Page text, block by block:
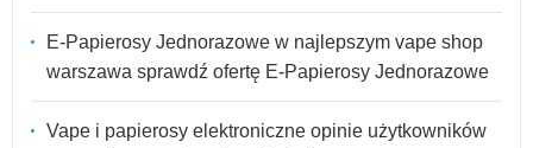
E-Papierosy Jednorazowe w najlepszym vape shop
warszawa sprawdź ofertę E-Papierosy Jednorazowe
Vape i papierosy elektroniczne opinie użytkowników